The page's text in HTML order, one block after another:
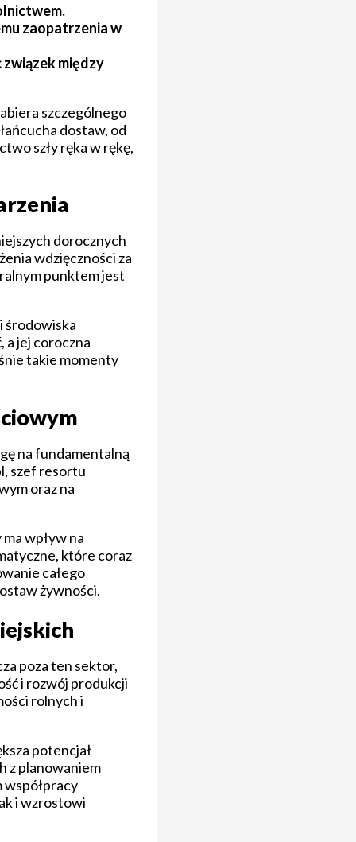
zaopatrzenia w
między
szczególnego
dostaw, od
szły ręka w rękę,
dorocznych
wdzięczności za
punktem jest
środowiska
a jej coroczna
takie momenty
na fundamentalną
szef resortu
oraz na
wpływ na
które coraz
całego
żywności.
poza ten sektor,
i rozwój produkcji
rolnych i
potencjał
z planowaniem
i wzrostowi